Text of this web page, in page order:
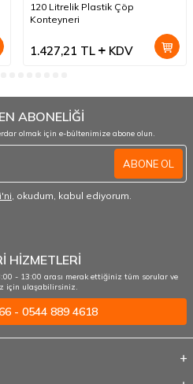
120 Litrelik Plastik Çöp
Konteyneri
1.427,21 TL KDV
ABONELİĞİ
olmak için e-bültenimize abone olun.
ABONE OL
, okudum, kabul ediyorum.
HİZMETLERİ
- 13:00 arası merak ettiğiniz tüm sorular ve
için ulaşabilirsiniz.
- 0544 889 4618